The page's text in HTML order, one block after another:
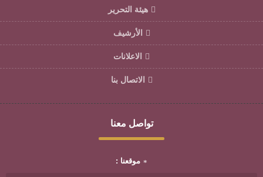
هيئة التحرير
الأرشيف
الاعلانات
الاتصال بنا
تواصل معنا
موقعنا :